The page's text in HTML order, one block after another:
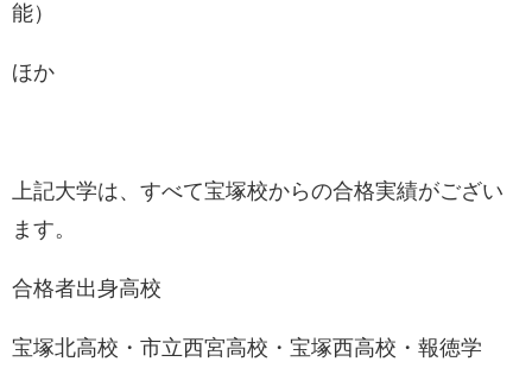
能）
ほか
上記大学は、すべて宝塚校からの合格実績がござい
ます。
合格者出身高校
宝塚北高校・市立西宮高校・宝塚西高校・報徳学